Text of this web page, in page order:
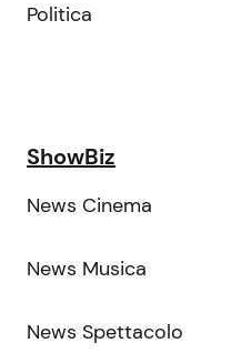
Politica
ShowBiz
News Cinema
News Musica
News Spettacolo